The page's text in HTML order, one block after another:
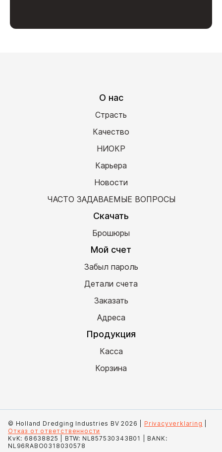
О нас
Страсть
Качество
НИОКР
Карьера
Новости
ЧАСТО ЗАДАВАЕМЫЕ ВОПРОСЫ
Скачать
Брошюры
Мой счет
Забыл пароль
Детали счета
Заказать
Адреса
Продукция
Касса
Корзина
© Holland Dredging Industries BV 2026 | Privacyverklaring
Отказ от ответственности
KvK: 68638825 | BTW: NL857530343B01 | BANK:
NL96RABO0318030578